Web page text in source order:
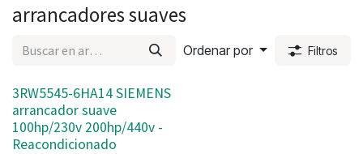
arrancadores suaves
Ordenar por Filtros
3RW5545-6HA14 SIEMENS
arrancador suave
100hp/230v 200hp/440v -
Reacondicionado